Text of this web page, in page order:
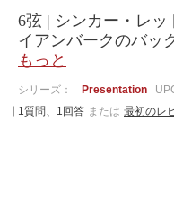
6弦 | シンカー・レ
イアンバークのバッ
もっと
シリーズ： Presentation
1質問、1回答 または 最初のレ